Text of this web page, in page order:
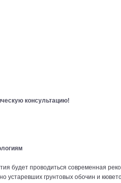
консультацию!
будет проводиться современная
устаревших грунтовых обочин и